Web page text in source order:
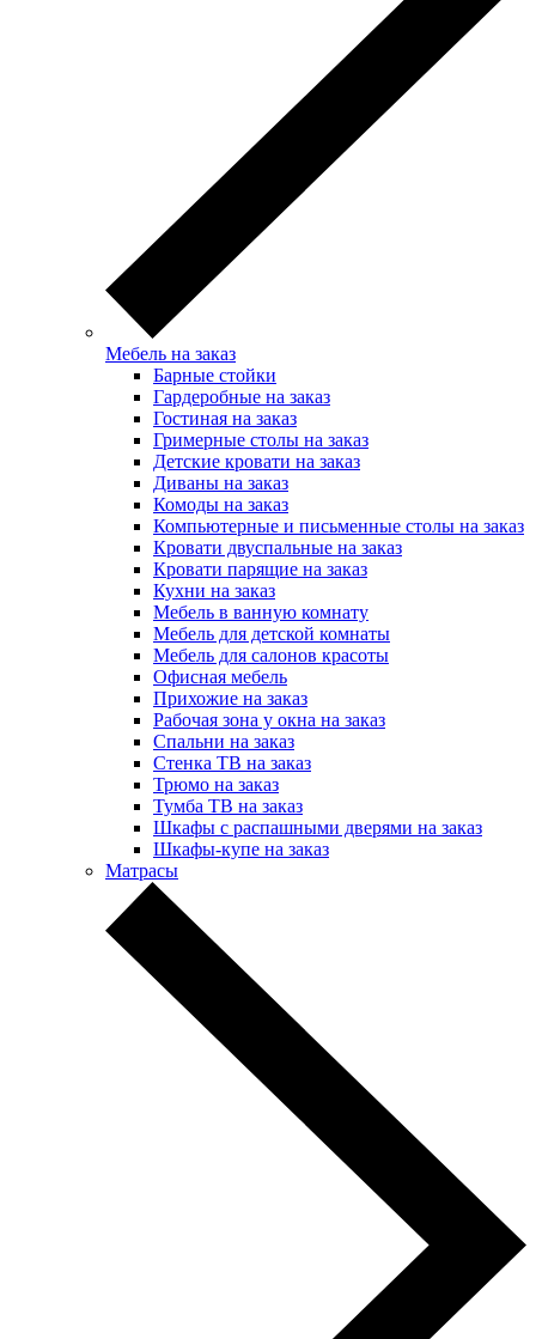
Мебель на заказ
Барные стойки
Гардеробные на заказ
Гостиная на заказ
Гримерные столы на заказ
Детские кровати на заказ
Диваны на заказ
Комоды на заказ
Компьютерные и письменные столы на заказ
Кровати двуспальные на заказ
Кровати парящие на заказ
Кухни на заказ
Мебель в ванную комнату
Мебель для детской комнаты
Мебель для салонов красоты
Офисная мебель
Прихожие на заказ
Рабочая зона у окна на заказ
Спальни на заказ
Стенка ТВ на заказ
Трюмо на заказ
Тумба ТВ на заказ
Шкафы с распашными дверями на заказ
Шкафы-купе на заказ
Матрасы